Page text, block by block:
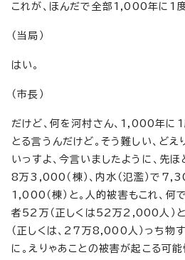
これが、ほんだで全部1,000年に1度
（当局）
はい。
（市長）
だけど、何を河村さん、1,000年に
とる言うんだけど。そう難しい、ど
いっすよ、今言いましたように、先
8万3,000（棟）、内水（氾濫）で
1,000（棟）と。人的被害もこれ、何
者52万（正しくは52万2,000人）と
（正しくは、27万8,000人）っち物す
に。えりゃあことの被害が起こる可能